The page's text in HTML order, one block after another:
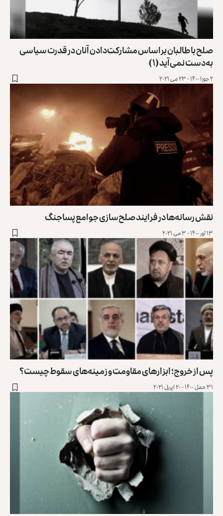
صلح با طالبان براساس مشارکت‌دادن آنان در قدرت سیاسی
به‌دست نمی‌آید (۱)
۲ جوزا ۱۴۰۰ - ۲۳ می ۲۰۲۱
نقش رسانه‌ها در فرایند صلح‌سازی جوامع پساجنگ
۱۳ ثور ۱۴۰۰ - ۳ می ۲۰۲۱
پس از خروج؛ ابزارهای مقاومت و زمینه‌های سقوط چیست؟
۳۱ حمل ۱۴۰۰ - ۲۰ اپریل ۲۰۲۱